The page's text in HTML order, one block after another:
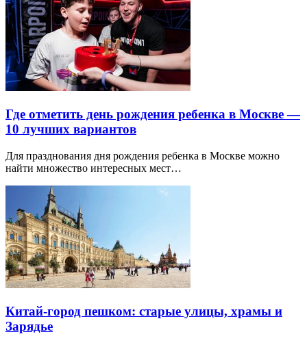
Где отметить день рождения ребенка в Москве —
10 лучших вариантов
Для празднования дня рождения ребенка в Москве можно
найти множество интересных мест…
Китай-город пешком: старые улицы, храмы и
Зарядье